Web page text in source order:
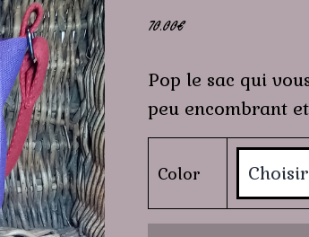
70.00€
Pop le sac qui
peu encombrant
Color